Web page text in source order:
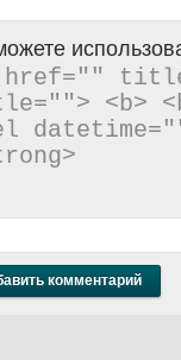
href=""
<b>